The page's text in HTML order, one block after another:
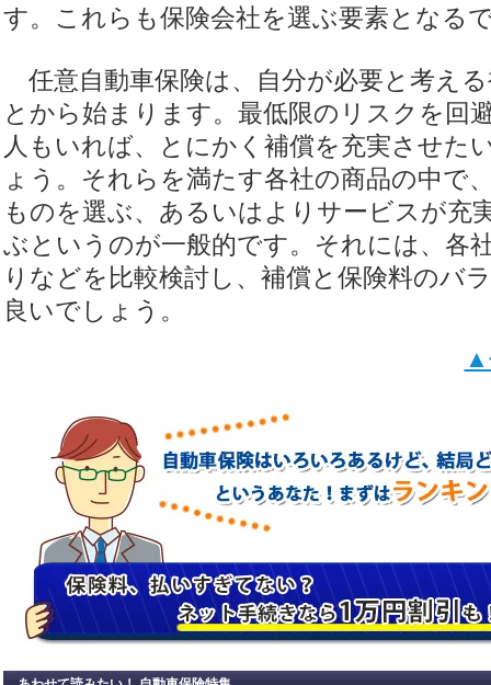
す。これらも保険会社を選ぶ要素となる
任意自動車保険は、自分が必要と考え
とから始まります。最低限のリスクを回
人もいれば、とにかく補償を充実させた
ょう。それらを満たす各社の商品の中で
ものを選ぶ、あるいはよりサービスが充
ぶというのが一般的です。それには、各
りなどを比較検討し、補償と保険料のバ
良いでしょう。
▲